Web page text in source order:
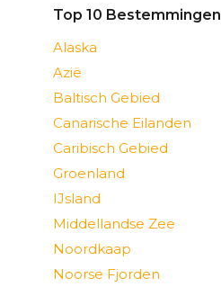
Top 10 Bestemmingen
Alaska
Azië
Baltisch Gebied
Canarische Eilanden
Caribisch Gebied
Groenland
IJsland
Middellandse Zee
Noordkaap
Noorse Fjorden